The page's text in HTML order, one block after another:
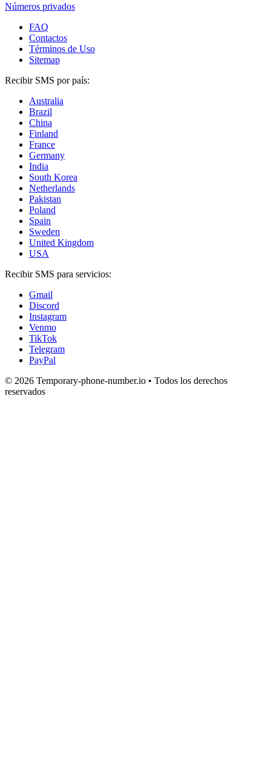
Números privados
FAQ
Contactos
Términos de Uso
Sitemap
Recibir SMS por país:
Australia
Brazil
China
Finland
France
Germany
India
South Korea
Netherlands
Pakistan
Poland
Spain
Sweden
United Kingdom
USA
Recibir SMS para servicios:
Gmail
Discord
Instagram
Venmo
TikTok
Telegram
PayPal
© 2026 Temporary-phone-number.io • Todos los derechos
reservados